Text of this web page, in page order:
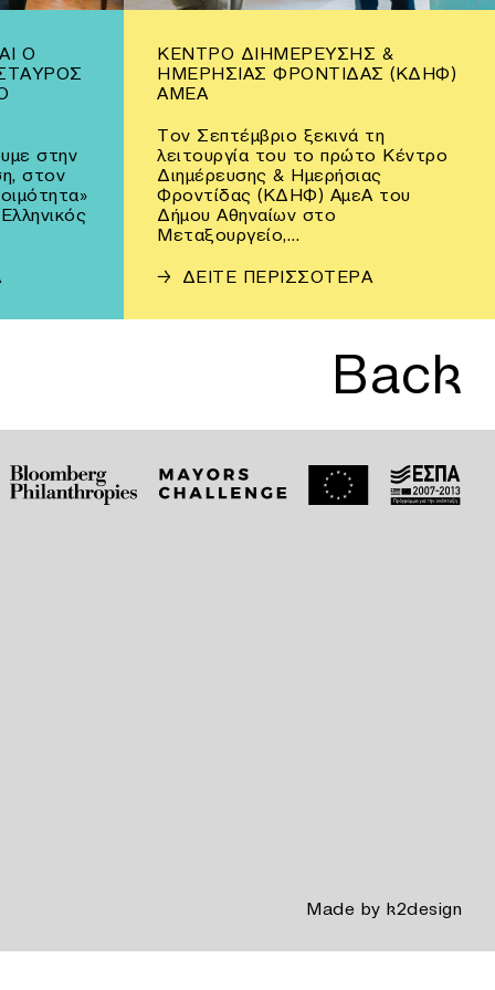
Ο
στην
στον
ΚΈΝΤΡΟ ΔΙΗΜΈΡΕΥΣΗΣ &
ΗΜΕΡΉΣΙΑΣ ΦΡΟΝΤΊΔΑΣ (ΚΔΗΦ)
ΑΜΕΑ
Τον Σεπτέμβριο ξεκινά τη
λειτουργία του το πρώτο Κέντρο
Διημέρευσης & Ημερήσιας
Φροντίδας (ΚΔΗΦ) ΑμεΑ του
Δήμου Αθηναίων στο
Μεταξουργείο,…
→ ΔΕΙΤΕ ΠΕΡΙΣΣΟΤΕΡΑ
Back
Made by k2design